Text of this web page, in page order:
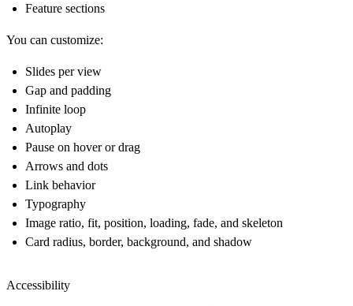
Feature sections
You can customize:
Slides per view
Gap and padding
Infinite loop
Autoplay
Pause on hover or drag
Arrows and dots
Link behavior
Typography
Image ratio, fit, position, loading, fade, and skeleton
Card radius, border, background, and shadow
Accessibility